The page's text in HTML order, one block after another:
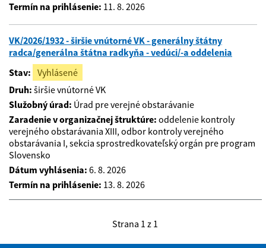
Termín na prihlásenie: 11. 8. 2026
VK/2026/1932 - širšie vnútorné VK - generálny štátny
radca/generálna štátna radkyňa - vedúci/-a oddelenia
Stav: Vyhlásené
Druh: širšie vnútorné VK
Služobný úrad: Úrad pre verejné obstarávanie
Zaradenie v organizačnej štruktúre: oddelenie kontroly
verejného obstarávania XIII, odbor kontroly verejného
obstarávania I, sekcia sprostredkovateľský orgán pre program
Slovensko
Dátum vyhlásenia: 6. 8. 2026
Termín na prihlásenie: 13. 8. 2026
Strana 1 z 1